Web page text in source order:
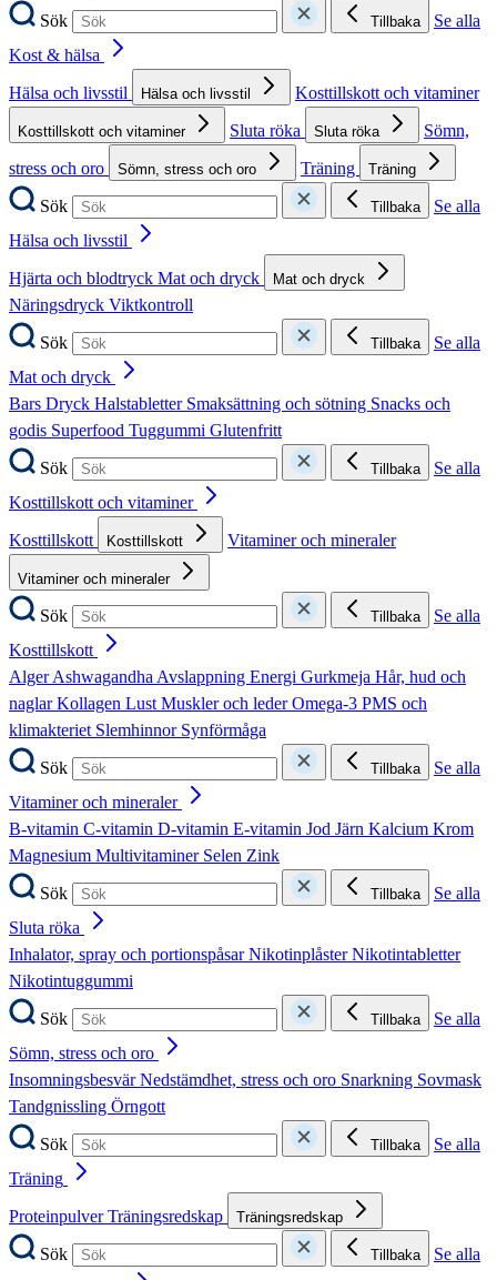
Sök
Tillbaka
Se alla
Kost & hälsa
Hälsa och livsstil
Hälsa och livsstil Kosttillskott och vitaminer
Kosttillskott och vitaminer Sluta röka Sluta röka
Sömn,
stress och oro
Sömn, stress och oro Träning Träning
Sök Tillbaka
Se alla
Hälsa och livsstil
Hjärta och blodtryck Mat och dryck Mat och dryck
Näringsdryck Viktkontroll
Sök
Tillbaka
Se alla
Mat och dryck
Bars Dryck Halstabletter Smaksättning och sötning Snacks och
godis Superfood Tuggummi Glutenfritt
Sök
Tillbaka
Se alla
Kosttillskott och vitaminer
Kosttillskott
Kosttillskott Vitaminer och mineraler
Vitaminer och mineraler
Sök Tillbaka
Se alla
Kosttillskott
AlgerAshwagandhaAvslappning Energi Gurkmeja Hår, hud och
naglarKollagen LustMuskler och lederOmega-3 PMS och
klimakteriet Slemhinnor Synförmåga
Sök
Tillbaka
Se alla
Vitaminer och mineraler
B-vitamin C-vitamin D-vitamin E-vitamin Jod Järn Kalcium Krom
Magnesium Multivitaminer Selen Zink
Sök
Tillbaka
Se alla
Sluta röka
Inhalator, spray och portionspåsarNikotinplåsterNikotintabletter
Nikotintuggummi
Sök
Tillbaka
Se alla
Sömn, stress och oro
InsomningsbesvärNedstämdhet, stress och oro Snarkning Sovmask
Tandgnissling Örngott
Sök
Tillbaka
Se alla
Träning
ProteinpulverTräningsredskap Träningsredskap
Sök Tillbaka
Se alla